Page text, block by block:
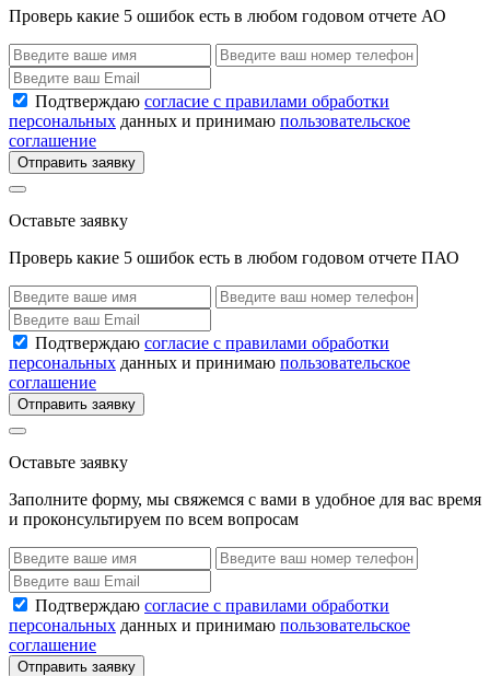
Проверь какие 5 ошибок есть в любом годовом отчете АО
Подтверждаю согласие с правилами обработки
персональных данных и принимаю пользовательское
соглашение
Отправить заявку
Оставьте заявку
Проверь какие 5 ошибок есть в любом годовом отчете ПАО
Подтверждаю согласие с правилами обработки
персональных данных и принимаю пользовательское
соглашение
Отправить заявку
Оставьте заявку
Заполните форму, мы свяжемся с вами в удобное для вас время
и проконсультируем по всем вопросам
Подтверждаю согласие с правилами обработки
персональных данных и принимаю пользовательское
соглашение
Отправить заявку